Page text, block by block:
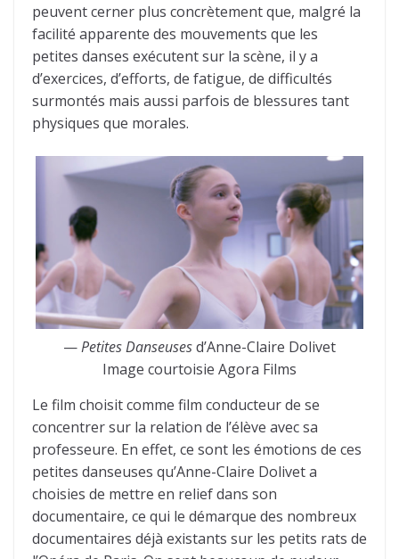
peuvent cerner plus concrètement que, malgré la
facilité apparente des mouvements que les
petites danses exécutent sur la scène, il y a
d’exercices, d’efforts, de fatigue, de difficultés
surmontés mais aussi parfois de blessures tant
physiques que morales.
—Petites Danseusesd’Anne-Claire Dolivet
Image courtoisie Agora Films
Le film choisit comme film conducteur de se
concentrer sur la relation de l’élève avec sa
professeure. En effet, ce sont les émotions de ces
petites danseuses qu’Anne-Claire Dolivet a
choisies de mettre en relief dans son
documentaire, ce qui le démarque des nombreux
documentaires déjà existants sur les petits rats de